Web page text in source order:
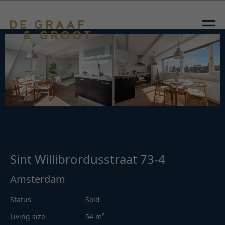
Sint Willibrordusstraat 73-4
Amsterdam
Status
Sold
Living size
54 m²